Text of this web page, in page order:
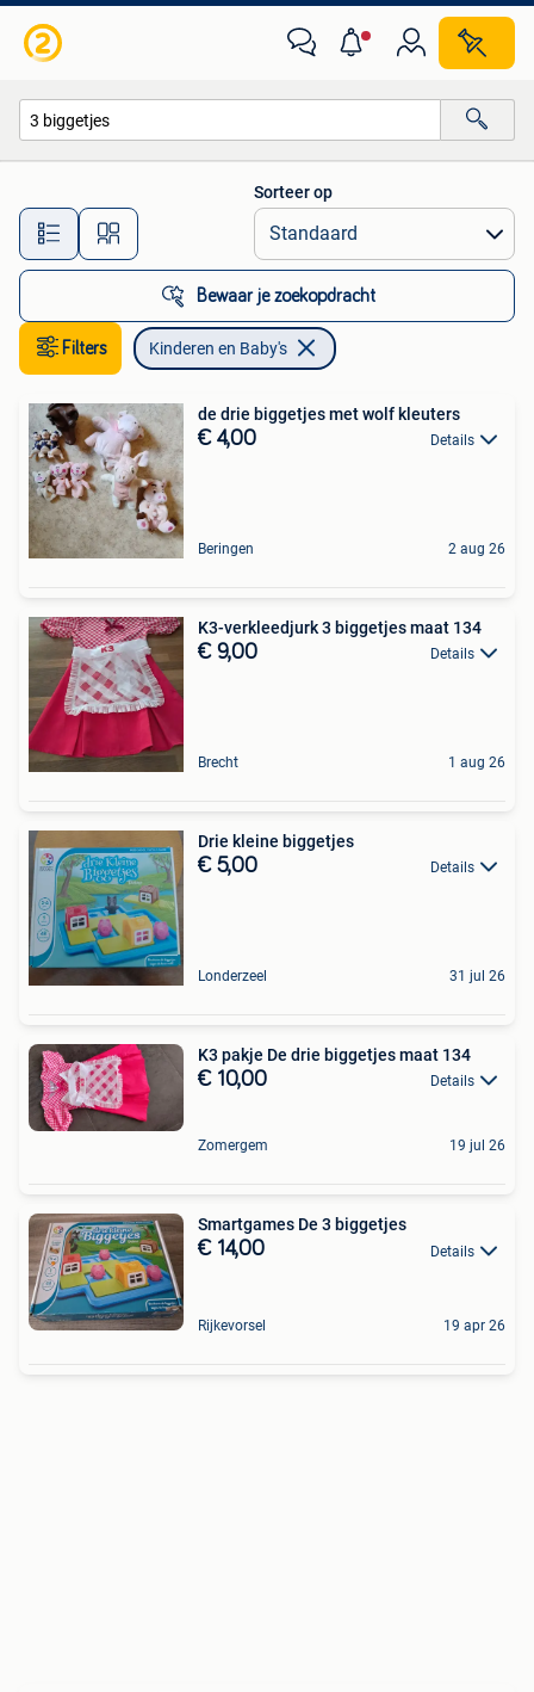
Alle afstanden…
Sorteer op
Bewaar je zoekopdracht
Filters Kinderen en Baby's
de drie biggetjes met wolf kleuters
€ 4,00 Details
Beringen 2 aug 26
K3-verkleedjurk 3 biggetjes maat 134
€ 9,00 Details
Brecht 1 aug 26
Drie kleine biggetjes
€ 5,00 Details
Londerzeel 31 jul 26
K3 pakje De drie biggetjes maat 134
€ 10,00 Details
Zomergem 19 jul 26
Smartgames De 3 biggetjes
€ 14,00 Details
Rijkevorsel 19 apr 26